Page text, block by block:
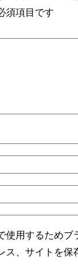
須項目です
使用するためブ
ス、サイトを保